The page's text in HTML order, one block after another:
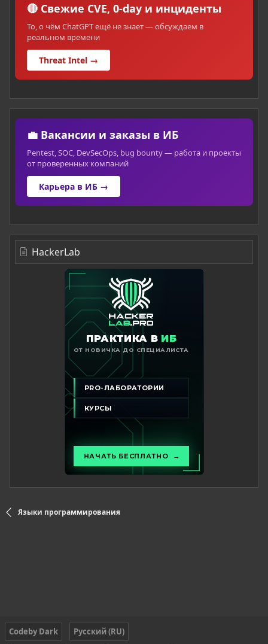
🔴 Свежие CVE, 0-day и инциденты
То, о чём ChatGPT ещё не знает — обсуждаем в
реальном времени
Threat Intel →
💼 Вакансии и заказы в ИБ
Pentest, SOC, DevSecOps, bug bounty — работа и проекты
от проверенных компаний
Карьера в ИБ →
HackerLab
Языки программирования
Codeby Dark
Русский (RU)